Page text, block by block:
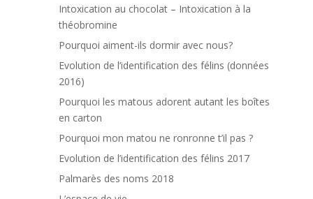
Intoxication au chocolat – Intoxication à la
théobromine
Pourquoi aiment-ils dormir avec nous?
Evolution de l’identification des félins (données
2016)
Pourquoi les matous adorent autant les boîtes
en carton
Pourquoi mon matou ne ronronne t’il pas ?
Evolution de l’identification des félins 2017
Palmarès des noms 2018